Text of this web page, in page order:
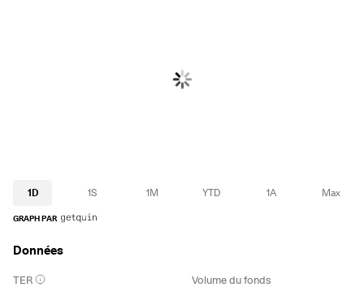
1D 1S 1M YTD 1A Max
GRAPH PAR
Données
TER
Volume du fonds